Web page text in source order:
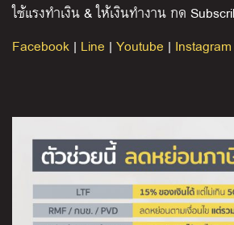
ใช้แรงทำเงิน & ให้เงินทำงาน กด
Facebook | Line | Youtube | Instagram